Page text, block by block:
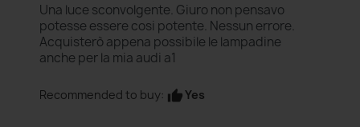
Una luce sconvolgente. Giuro non pensavo
potesse essere cosi potente. Nessun errore.
Acquisterò appena possibile le lampadine
anche per la mia audi a1
Recommended to buy: thumb_upYes